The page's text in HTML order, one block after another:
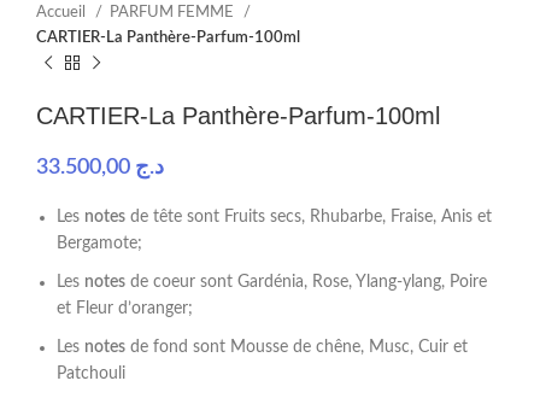
Accueil
PARFUM FEMME
CARTIER-La Panthère-Parfum-100ml
CARTIER-La Panthère-Parfum-100ml
د.ج
Les notes de tête sont Fruits secs, Rhubarbe, Fraise, Anis et
Bergamote;
Les notes de coeur sont Gardénia, Rose, Ylang-ylang, Poire
et Fleur d’oranger;
Les notes de fond sont Mousse de chêne, Musc, Cuir et
Patchouli